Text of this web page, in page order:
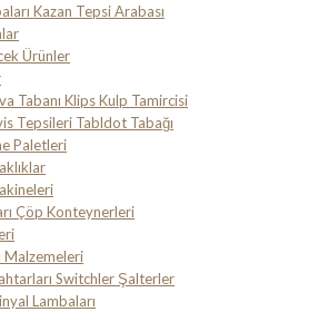
Kazan Tepsi Arabası
Ürünler
Tabanı Klips Kulp Tamircisi
Tepsileri Tabldot Tabağı
Paletleri
Çöp Konteynerleri
Malzemeleri
Switchler Şalterler
Lambaları